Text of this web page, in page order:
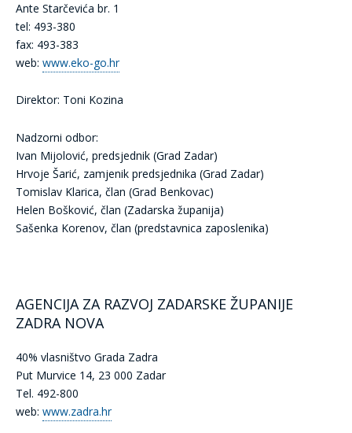
Ante Starčevića br. 1
tel: 493-380
fax: 493-383
web: www.eko-go.hr
Direktor: Toni Kozina
Nadzorni odbor:
Ivan Mijolović, predsjednik (Grad Zadar)
Hrvoje Šarić, zamjenik predsjednika (Grad Zadar)
Tomislav Klarica, član (Grad Benkovac)
Helen Bošković, član (Zadarska županija)
Sašenka Korenov, član (predstavnica zaposlenika)
AGENCIJA ZA RAZVOJ ZADARSKE ŽUPANIJE
ZADRA NOVA
40% vlasništvo Grada Zadra
Put Murvice 14, 23 000 Zadar
Tel. 492-800
web: www.zadra.hr